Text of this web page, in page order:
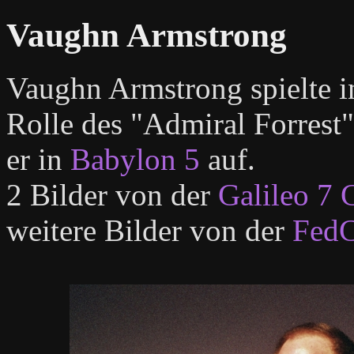
Vaughn Armstrong
Vaughn Armstrong spielte
Rolle des "Admiral
er in Babylon 5 auf.
2 Bilder von der Galileo 7
weitere Bilder von der